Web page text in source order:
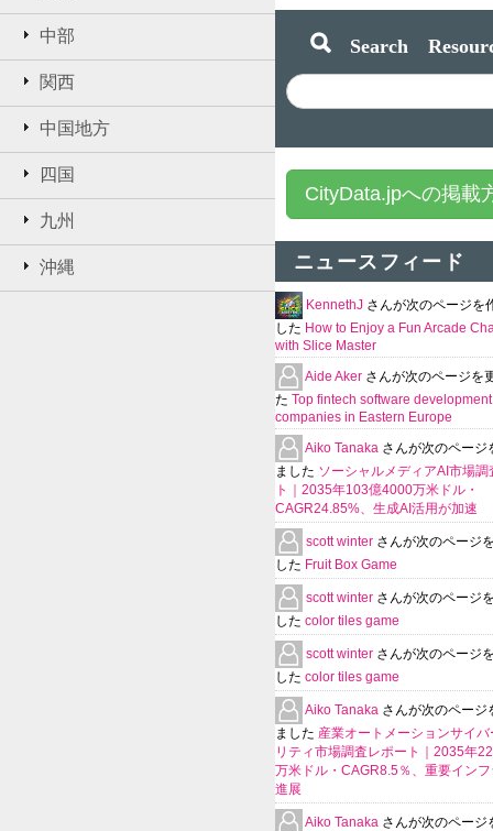
中部
関西
中国地方
四国
九州
沖縄
Search
CityData.jpへの掲載
ニュースフィード
KennethJ さんが次のページを
した How to Enjoy a Fun Arcade
with Slice Master
Aide Aker さんが次のページを
た Top fintech software development
companies in Eastern Europe
Aiko Tanaka さんが次のページ
ました ソーシャルメディアAI市場調
ト｜2035年103億4000万米ドル・
CAGR24.85%、生成AI活用が加速
scott winter さんが次のページ
した Fruit Box Game
scott winter さんが次のページ
した color tiles game
scott winter さんが次のページ
した color tiles game
Aiko Tanaka さんが次のページ
ました 産業オートメーションサイ
リティ市場調査レポート｜2035年
万米ドル・CAGR8.5％、重要イン
進展
Aiko Tanaka さんが次のページ